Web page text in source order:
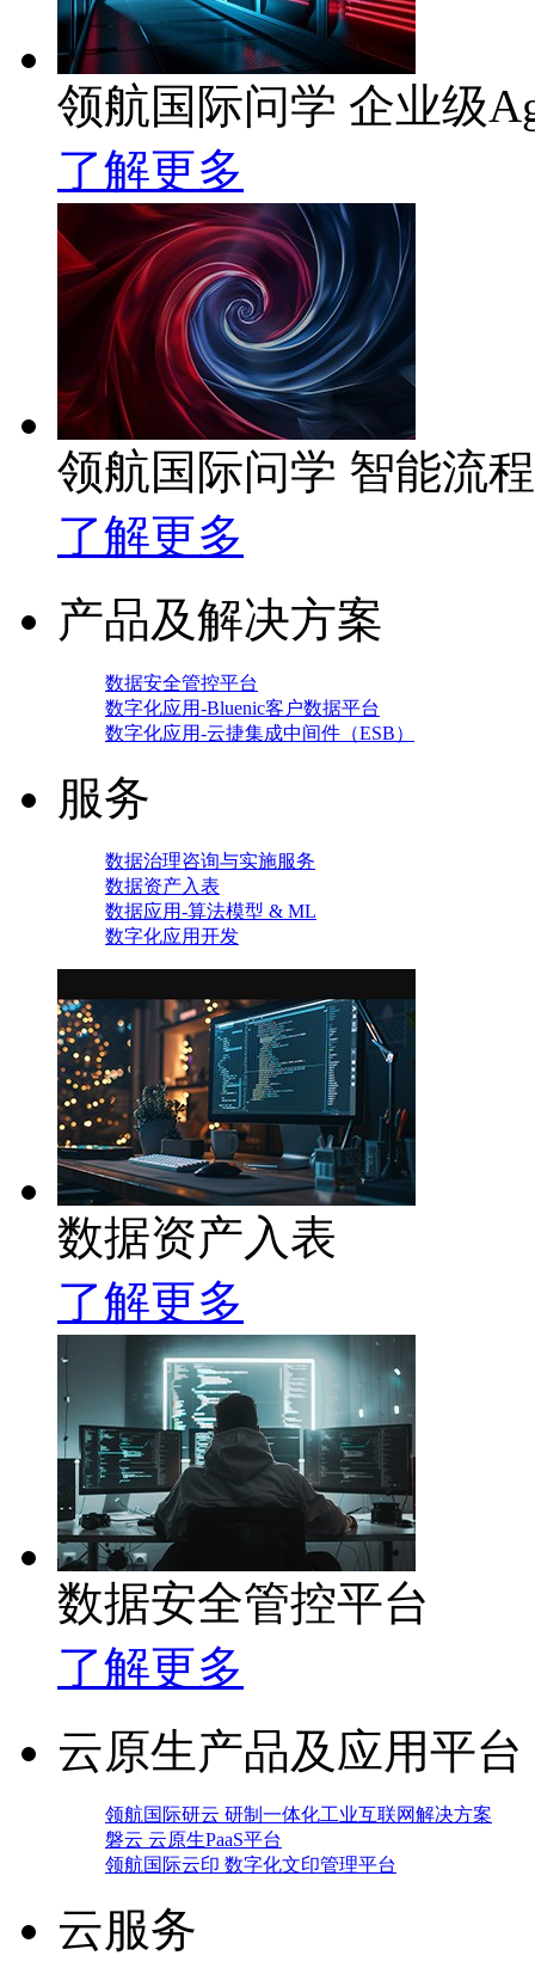
领航国际问学 企业级
了解更多
领航国际问学 智能流
了解更多
产品及解决方案
数据安全管控平台
数字化应用-Bluenic客户数据平台
数字化应用-云捷集成中间件（ESB）
服务
数据治理咨询与实施服务
数据资产入表
数据应用-算法模型 & ML
数字化应用开发
数据资产入表
了解更多
数据安全管控平台
了解更多
云原生产品及应用平台
领航国际研云 研制一体化工业互联网解决方案
磐云 云原生PaaS平台
领航国际云印 数字化文印管理平台
云服务